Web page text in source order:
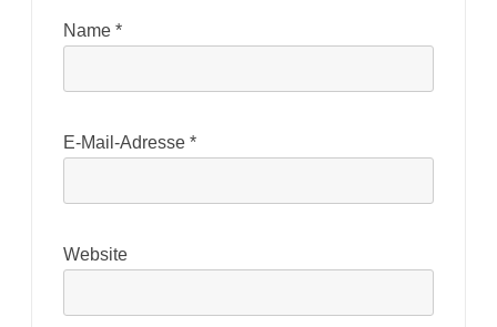
Name *
E-Mail-Adresse *
Website